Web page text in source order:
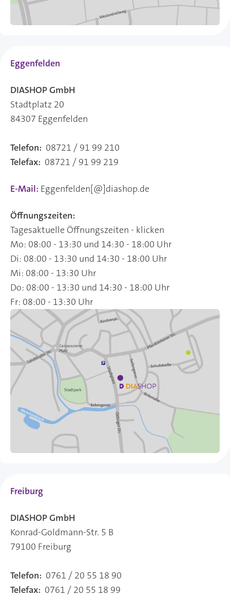
Eggenfelden
DIASHOP GmbH
Stadtplatz 20
84307 Eggenfelden
Telefon: 08721 / 91 99 210
Telefax: 08721 / 91 99 219
E-Mail: Eggenfelden[@]diashop.de
Öffnungszeiten:
Tagesaktuelle Öffnungszeiten - klicken
Mo: 08:00 - 13:30 und 14:30 - 18:00 Uhr
Di: 08:00 - 13:30 und 14:30 - 18:00 Uhr
Mi: 08:00 - 13:30 Uhr
Do: 08:00 - 13:30 und 14:30 - 18:00 Uhr
Fr: 08:00 - 13:30 Uhr
Freiburg
DIASHOP GmbH
Konrad-Goldmann-Str. 5 B
79100 Freiburg
Telefon: 0761 / 20 55 18 90
Telefax: 0761 / 20 55 18 99